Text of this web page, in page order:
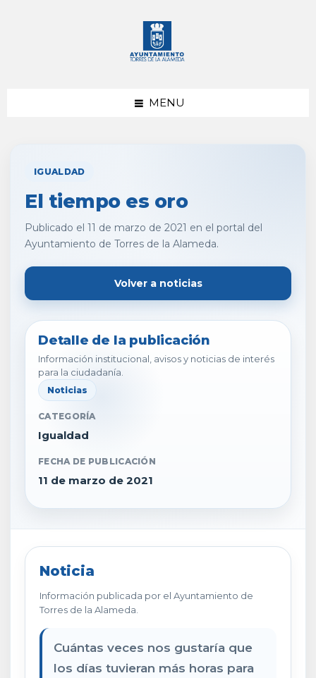
MENU
IGUALDAD
El tiempo es oro
Publicado el 11 de marzo de 2021 en el portal del
Ayuntamiento de Torres de la Alameda.
Volver a noticias
Detalle de la publicación
Información institucional, avisos y noticias de interés
para la ciudadanía.
Noticias
CATEGORÍA
Igualdad
FECHA DE PUBLICACIÓN
11 de marzo de 2021
Noticia
Información publicada por el Ayuntamiento de
Torres de la Alameda.
Cuántas veces nos gustaría que
los días tuvieran más horas para